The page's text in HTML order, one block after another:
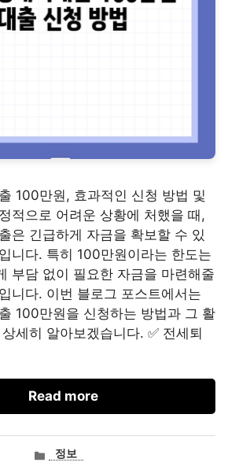
100만원, 효과적인 신청 방법 및
적으로 어려운 상황에 처했을 때,
은 긴급하게 자금을 확보할 수 있
니다. 특히 100만원이라는 한도는
부담 없이 필요한 자금을 마련해줄
니다. 이번 블로그 포스트에서는
100만원을 신청하는 방법과 그 활
세히 알아보겠습니다. ✅ 전세퇴
Read more
카정보